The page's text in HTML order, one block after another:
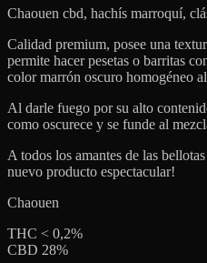
Chaouen cbd, hachís marroquí,
Calidad premium, posee una
permite hacer pesetas o barritas
color marrón oscuro homogéneo
Al darle fuego por su alto
como oscurece y se funde al
A todos los amantes de las
nuevo producto espectacular!
Chaouen
THC < 0,2%
CBD 28%